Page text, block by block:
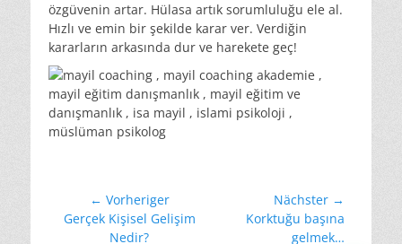
özgüvenin artar. Hülasa artık sorumluluğu ele al.
Hızlı ve emin bir şekilde karar ver. Verdiğin
kararların arkasında dur ve harekete geç!
Beitragsnavigation
← Vorheriger
Vorheriger
Gerçek Kişisel Gelişim
Nedir?
Nächster →
NächsterKorktuğu başına
gelmek…